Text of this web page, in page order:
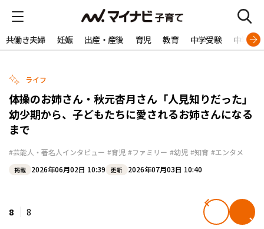
共働き夫婦 妊娠 出産・産後 育児 教育 中学受験 中学生
ライフ
体操のお姉さん・秋元杏月さん「人見知りだった」
幼少期から、子どもたちに愛されるお姉さんになる
まで
#芸能人・著名人インタビュー #育児 #ファミリー #幼児 #知育 #エンタメ
掲載 2026年06月02日 10:39 更新 2026年07月03日 10:40
8 8